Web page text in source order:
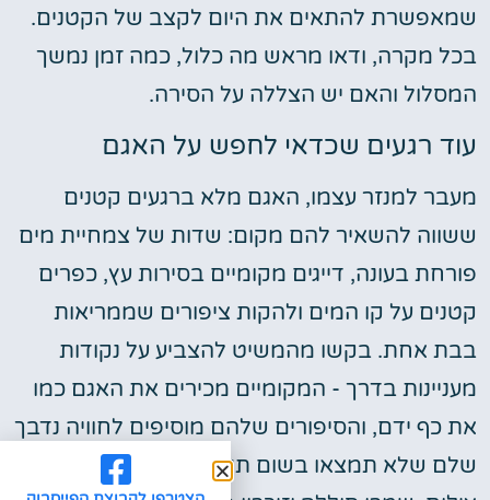
שמאפשרת להתאים את היום לקצב של הקטנים.
בכל מקרה, ודאו מראש מה כלול, כמה זמן נמשך
המסלול והאם יש הצללה על הסירה.
עוד רגעים שכדאי לחפש על האגם
מעבר למנזר עצמו, האגם מלא ברגעים קטנים
ששווה להשאיר להם מקום: שדות של צמחיית מים
פורחת בעונה, דייגים מקומיים בסירות עץ, כפרים
קטנים על קו המים ולהקות ציפורים שממריאות
בבת אחת. בקשו מהמשיט להצביע על נקודות
מעניינות בדרך - המקומיים מכירים את האגם כמו
את כף ידם, והסיפורים שלהם מוסיפים לחוויה נדבך
שלם שלא תמצאו בשום תיאור. אם אתם חובבי